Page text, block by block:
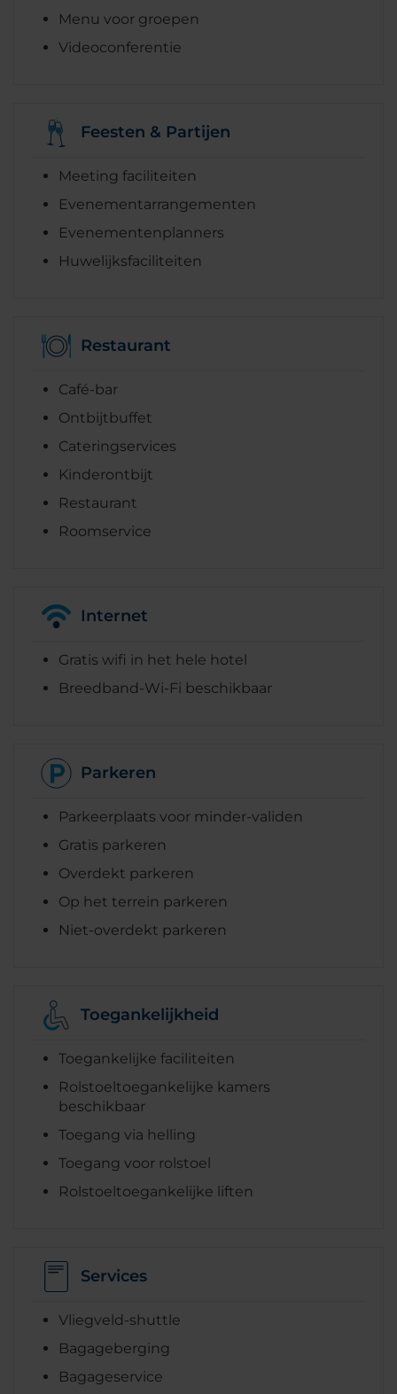
Menu voor groepen
Videoconferentie
Feesten & Partijen
Meeting faciliteiten
Evenementarrangementen
Evenementenplanners
Huwelijksfaciliteiten
Restaurant
Café-bar
Ontbijtbuffet
Cateringservices
Kinderontbijt
Restaurant
Roomservice
Internet
Gratis wifi in het hele hotel
Breedband-Wi-Fi beschikbaar
Parkeren
Parkeerplaats voor minder-validen
Gratis parkeren
Overdekt parkeren
Op het terrein parkeren
Niet-overdekt parkeren
Toegankelijkheid
Toegankelijke faciliteiten
Rolstoeltoegankelijke kamers
beschikbaar
Toegang via helling
Toegang voor rolstoel
Rolstoeltoegankelijke liften
Services
Vliegveld-shuttle
Bagageberging
Bagageservice